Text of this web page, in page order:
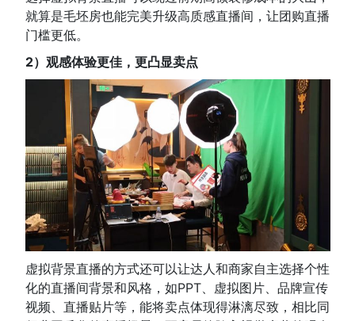
就算是毛坯房也能完美升级高质感直播间，让团购直播
门槛更低。
2）观感体验更佳，更凸显卖点
虚拟背景直播的方式还可以让达人和商家自主选择个性
化的直播间背景和风格，如PPT、虚拟图片、品牌宣传
视频、直播贴片等，能将卖点体现得淋漓尽致，相比同